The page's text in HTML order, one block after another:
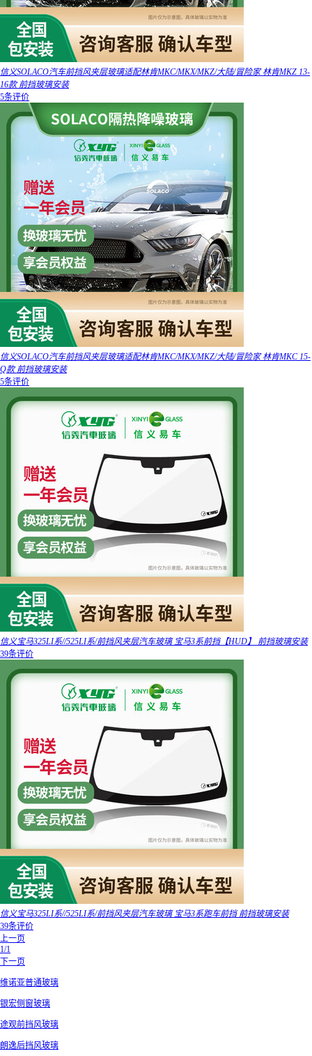
信义SOLACO汽车前挡风夹层玻璃适配林肯MKC/MKX/MKZ/大陆/冒险家 林肯MKZ 13-
16款 前挡玻璃安装
5条评价
信义SOLACO汽车前挡风夹层玻璃适配林肯MKC/MKX/MKZ/大陆/冒险家 林肯MKC 15-
Q款 前挡玻璃安装
5条评价
信义宝马325LI系//525LI系/前挡风夹层汽车玻璃 宝马3系前挡【HUD】 前挡玻璃安装
39条评价
信义宝马325LI系//525LI系/前挡风夹层汽车玻璃 宝马3系跑车前挡 前挡玻璃安装
39条评价
上一页
1/1
下一页
维诺亚普通玻璃
银宏侧窗玻璃
途观前挡风玻璃
朗逸后挡风玻璃